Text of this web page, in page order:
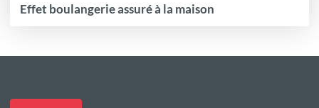
Effet boulangerie assuré à la maison